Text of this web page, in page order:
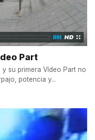
Part
su primera Vídeo Part no
potencia y...